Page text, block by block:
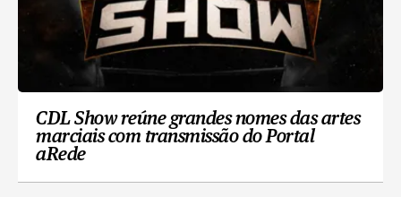
CDL Show reúne grandes nomes das artes
marciais com transmissão do Portal
aRede